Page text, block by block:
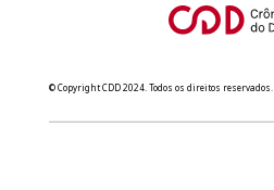
© Copyright CDD 2024. Todos os direitos reservados.